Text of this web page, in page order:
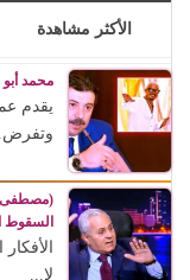
الأكثر مشاهدة
محمد
يقدم
(مصطفى
السقوط
لا...